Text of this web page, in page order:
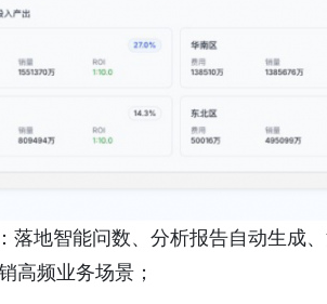
落地智能问数、分析报告自动生成
高频业务场景；